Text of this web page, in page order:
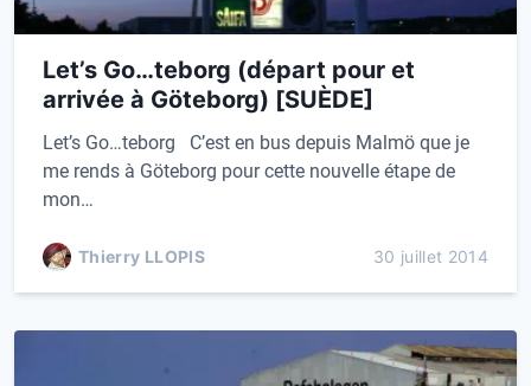
Let’s Go…teborg (départ pour et
arrivée à Göteborg) [SUÈDE]
Let’s Go…teborg C’est en bus depuis Malmö que je
me rends à Göteborg pour cette nouvelle étape de
mon…
Thierry LLOPIS 30 juillet 2014